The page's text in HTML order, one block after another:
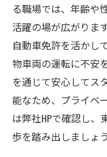
る職場では、年齢や
活躍の場が広がりま
自動車免許を活かし
物車両の運転に不安
を通じて安心してス
能なため、プライベ
は弊社HPで確認し
歩を踏み出しましょう